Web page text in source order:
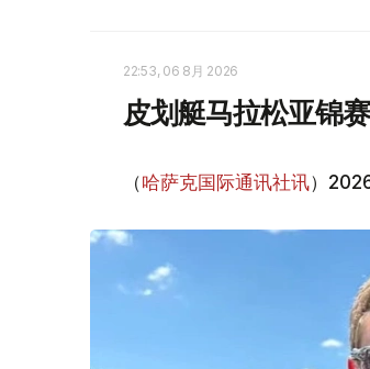
22:53, 06 8月 2026
皮划艇马拉松亚锦
（哈萨克国际通讯社讯）